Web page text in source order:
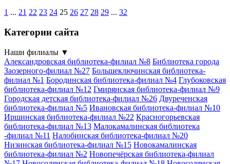
1 ... 21 22 23 24 25 26 27 28 29 ... 32
Категории сайта
Наши филиалы ▼
Александровская библиотека-филиал №8 Библиотека города
Заозерного-филиал №27 Большеключинская библиотека-
филиал №1 Бородинская библиотека-филиал №4 Глубоковская
библиотека-филиал №12 Гмирянская библиотека-филиал №9
Городская детская библиотека-филиал №26 Двуреченская
библиотека-филиал №5 Ивановская библиотека-филиал №10
Иршинская библиотека-филиал №22 Красногорьевская
библиотека-филиал №13 Малокамалинская библиотека
-филиал №11 Налобинская библиотека-филиал №20
Низинская библиотека-филиал №15 Новокамалинская
библиотека-филиал №2 Новопечёрская библиотека-филиал